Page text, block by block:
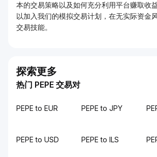
本的交易策略以及如何充分利用平台赚取收
以加入我们的模拟交易计划，在无实际资金
交易技能。
探索更多
热门 PEPE 交易对
PEPE to EUR PEPE to JPY
PEPE to USD PEPE to ILS